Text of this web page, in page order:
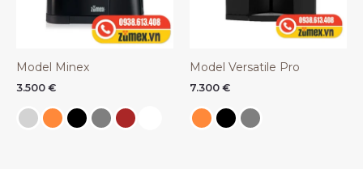
Model Minex
3.500 €
Model Versatile Pro
7.300 €